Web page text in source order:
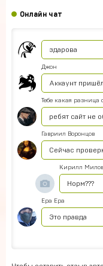
Онлайн чат
Михаил
паролем и все
здарова
Джон
Аккаунт пришёл
Тебе какая разница
ребят сайт не
Гавриил Воронцов
Сейчас
Кирилл Милов
Норм???
Ера Ера
Это правда